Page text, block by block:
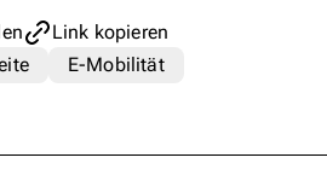
Link kopieren
E-Mobilität